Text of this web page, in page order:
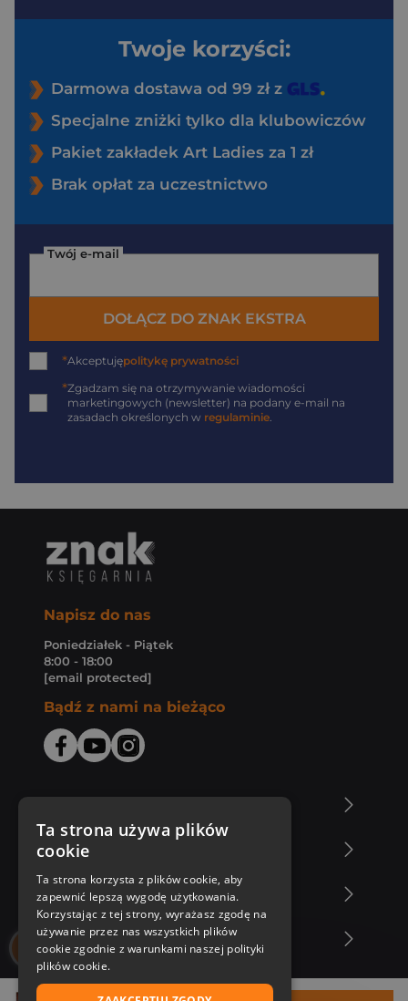
Twoje korzyści:
Darmowa dostawa od 99 zł z
Specjalne zniżki tylko dla klubowiczów
Pakiet zakładek Art Ladies za 1 zł
Brak opłat za uczestnictwo
Twój e-mail
DOŁĄCZ DO ZNAK EKSTRA
*Akceptujępolitykę prywatności
*Zgadzam się na otrzymywanie wiadomości
marketingowych (newsletter) na podany e-mail na
zasadach określonych w regulaminie
Napisz do nas
Poniedziałek - Piątek
8:00 - 18:00
[email protected]
Bądź z nami na bieżąco
Zakupy u nas
Nasza oferta
Nasi autorzy
Ta strona używa plików
cookie
Ta strona korzysta z plików cookie, aby
zapewnić lepszą wygodę użytkowania.
Korzystając z tej strony, wyrażasz zgodę na
używanie przez nas wszystkich plików
cookie zgodnie z warunkami naszej polityki
plików cookie.